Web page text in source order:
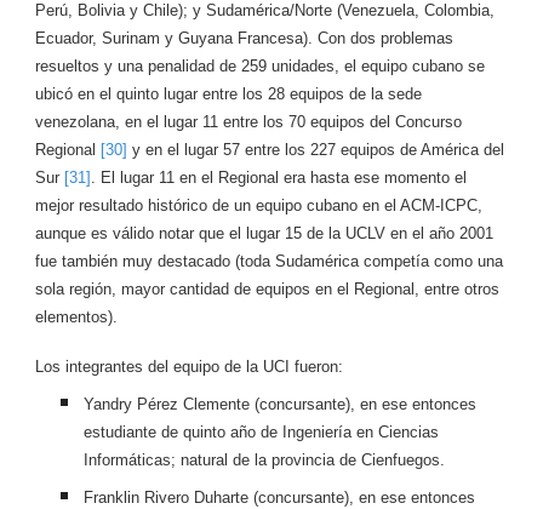
Perú, Bolivia y Chile); y Sudamérica/Norte (Venezuela, Colombia,
Ecuador, Surinam y Guyana Francesa). Con dos problemas
resueltos y una penalidad de 259 unidades, el equipo cubano se
ubicó en el quinto lugar entre los 28 equipos de la sede
venezolana, en el lugar 11 entre los 70 equipos del Concurso
Regional [30] y en el lugar 57 entre los 227 equipos de América del
Sur [31] . El lugar 11 en el Regional era hasta ese momento el
mejor resultado histórico de un equipo cubano en el ACM-ICPC,
aunque es válido notar que el lugar 15 de la UCLV en el año 2001
fue también muy destacado (toda Sudamérica competía como una
sola región, mayor cantidad de equipos en el Regional, entre otros
elementos).
Los integrantes del equipo de la UCI fueron:
Yandry Pérez Clemente (concursante), en ese entonces
estudiante de quinto año de Ingeniería en Ciencias
Informáticas; natural de la provincia de Cienfuegos.
Franklin Rivero Duharte (concursante), en ese entonces